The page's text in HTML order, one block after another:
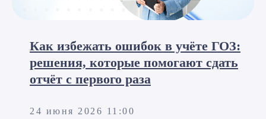
Как избежать ошибок в учёте ГОЗ:
решения, которые помогают сдать
отчёт с первого раза
24 июня 2026 11:00